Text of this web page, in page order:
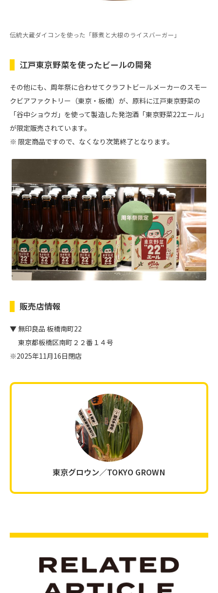
伝統大蔵ダイコンを使った「豚煮と大根のライスバーガー」
江戸東京野菜を使ったビールの開発
その他にも、周年祭に合わせてクラフトビールメーカーのスモー
クビアファクトリー（東京・板橋）が、原料に江戸東京野菜の
「谷中ショウガ」を使って製造した発泡酒「東京野菜22エール」
が限定販売されています。
※ 限定商品ですので、なくなり次第終了となります。
販売店情報
▼ 無印良品 板橋南町22
東京都板橋区南町２２番１４号
※2025年11月16日閉店
東京グロウン／TOKYO GROWN